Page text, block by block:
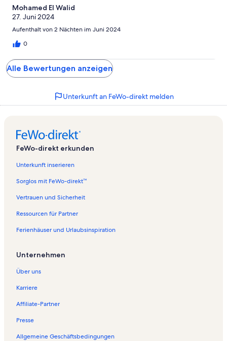
Mohamed El Walid
27. Juni 2024
Aufenthalt von 2 Nächten im Juni 2024
0
Alle Bewertungen anzeigen
Unterkunft an FeWo-direkt melden
FeWo-direkt erkunden
Unterkunft inserieren
Sorglos mit FeWo-direkt™
Vertrauen und Sicherheit
Ressourcen für Partner
Ferienhäuser und Urlaubsinspiration
Unternehmen
Über uns
Karriere
Affiliate-Partner
Presse
Allgemeine Geschäftsbedingungen